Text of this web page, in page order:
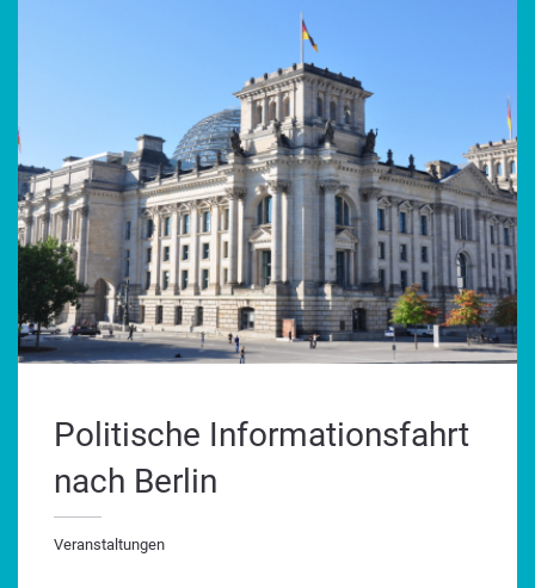
Politische Informationsfahrt
nach Berlin
Veranstaltungen